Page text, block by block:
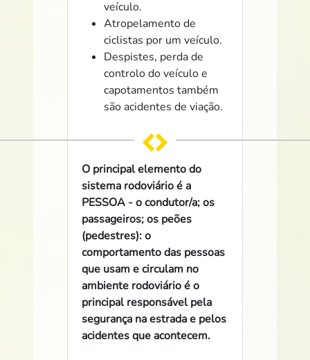
veículo.
Atropelamento de
ciclistas por um veículo.
Despistes, perda de
controlo do veículo e
capotamentos também
são acidentes de viação.
O principal elemento do
sistema rodoviário é a
PESSOA - o condutor/a; os
passageiros; os peões
(pedestres): o
comportamento das pessoas
que usam e circulam no
ambiente rodoviário é o
principal responsável pela
segurança na estrada e pelos
acidentes que acontecem.